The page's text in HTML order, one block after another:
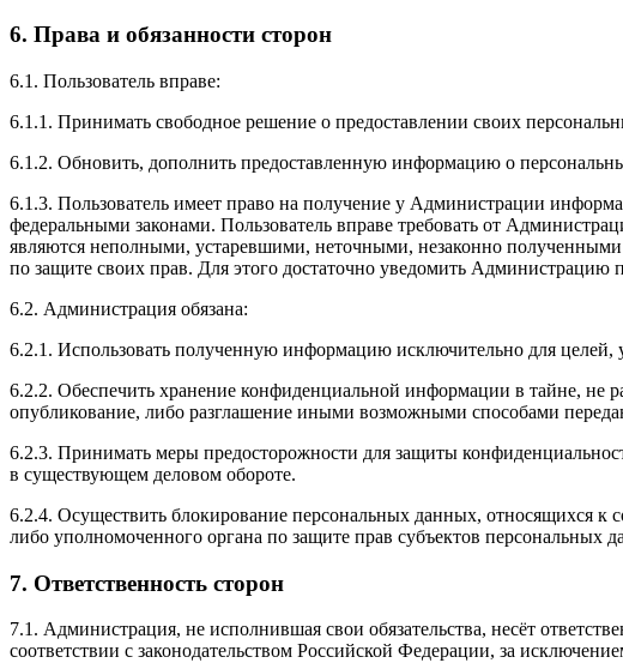
6. Права и обязанности сторон
6.1. Пользователь вправе:
6.1.1. Принимать свободное решение о предоставлении своих
6.1.2. Обновить, дополнить предоставленную информацию о
6.1.3. Пользователь имеет право на получение у Администрации
федеральными законами. Пользователь вправе требовать от
являются неполными, устаревшими, неточными, незаконно
по защите своих прав. Для этого достаточно уведомить Администрацию
6.2. Администрация обязана:
6.2.1. Использовать полученную информацию исключительно для
6.2.2. Обеспечить хранение конфиденциальной информации в тайне, не
опубликование, либо разглашение иными возможными способами
6.2.3. Принимать меры предосторожности для защиты
в существующем деловом обороте.
6.2.4. Осуществить блокирование персональных данных, относящихся к
либо уполномоченного органа по защите прав субъектов
7. Ответственность сторон
7.1. Администрация, не исполнившая свои обязательства, несёт
соответствии с законодательством Российской Федерации, за